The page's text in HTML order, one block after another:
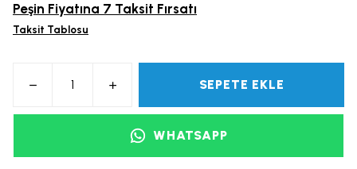
Peşin Fiyatına 7 Taksit Fırsatı
Taksit Tablosu
SEPETE EKLE
WHATSAPP